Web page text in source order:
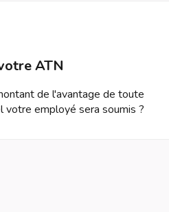
ATN
de l'avantage de toute
votre employé sera soumis ?